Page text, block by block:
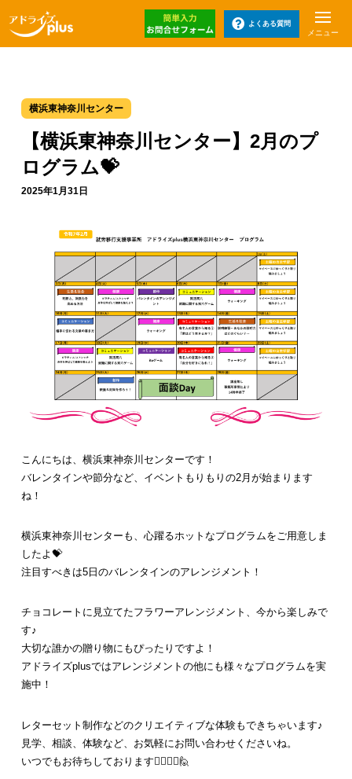
よくある質問
メニュー
横浜東神奈川センター
【横浜東神奈川センター】2月のプ
ログラム💝
2025年1月31日
こんにちは、横浜東神奈川センターです！
バレンタインや節分など、イベントもりもりの2月が始まります
ね！
横浜東神奈川センターも、心躍るホットなプログラムをご用意しま
したよ💝
注目すべきは5日のバレンタインのアレンジメント！
チョコレートに見立てたフラワーアレンジメント、今から楽しみで
す♪
大切な誰かの贈り物にもぴったりですよ！
アドライズplusではアレンジメントの他にも様々なプログラムを実
施中！
レターセット制作などのクリエイティブな体験もできちゃいます♪
見学、相談、体験など、お気軽にお問い合わせくださいね。
いつでもお待ちしております🙋‍♀️🙋‍♂️🙋